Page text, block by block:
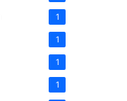
1
1
1
1